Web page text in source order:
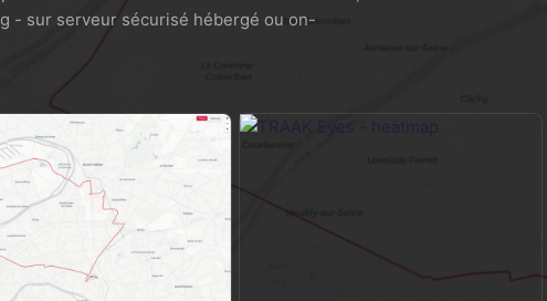
- sur serveur sécurisé hébergé ou on-